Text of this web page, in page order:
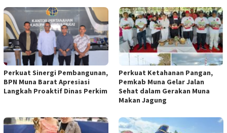
Perkuat Sinergi Pembangunan,
BPN Muna Barat Apresiasi
Langkah Proaktif Dinas Perkim
Perkuat Ketahanan Pangan,
Pemkab Muna Gelar Jalan
Sehat dalam Gerakan Muna
Makan Jagung